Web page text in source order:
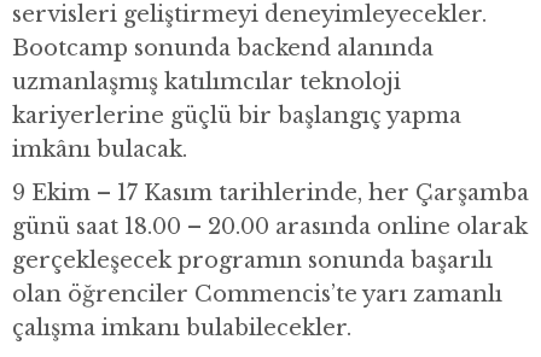
servisleri geliştirmeyi deneyimleyecekler.
Bootcamp sonunda backend alanında
uzmanlaşmış katılımcılar teknoloji
kariyerlerine güçlü bir başlangıç yapma
imkânı bulacak.
9 Ekim – 17 Kasım tarihlerinde, her Çarşamba
günü saat 18.00 – 20.00 arasında online olarak
gerçekleşecek programın sonunda başarılı
olan öğrenciler Commencis’te yarı zamanlı
çalışma imkanı bulabilecekler.